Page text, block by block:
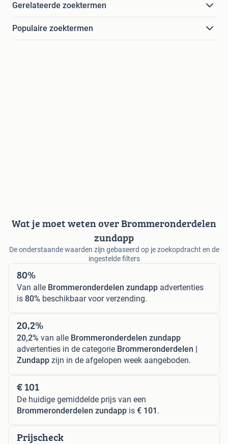
Gerelateerde zoektermen
Populaire zoektermen
Wat je moet weten over Brommeronderdelen
zundapp
De onderstaande waarden zijn gebaseerd op je zoekopdracht en de
ingestelde filters
80%
Van alle Brommeronderdelen zundapp advertenties
is 80% beschikbaar voor verzending.
20,2%
20,2% van alle Brommeronderdelen zundapp
advertenties in de categorie Brommeronderdelen |
Zundapp zijn in de afgelopen week aangeboden.
€ 101
De huidige gemiddelde prijs van een
Brommeronderdelen zundapp is € 101 .
Prijscheck